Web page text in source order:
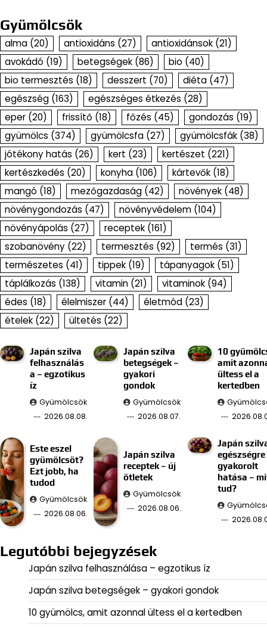
Gyümölcsök
alma (20) antioxidáns (27) antioxidánsok (21)
avokádó (19) betegségek (86) bio (40)
bio termesztés (18) desszert (70) diéta (47)
egészség (163) egészséges étkezés (28)
eper (20) frissítő (18) főzés (45) gondozás (19)
gyümölcs (374) gyümölcsfa (27) gyümölcsfák (38)
jótékony hatás (26) kert (23) kertészet (221)
kertészkedés (20) konyha (106) kártevők (18)
mangó (18) mezőgazdaság (42) növények (48)
növénygondozás (47) növényvédelem (104)
növényápolás (27) receptek (161)
szobanövény (22) termesztés (92) termés (31)
természetes (41) tippek (19) tápanyagok (51)
táplálkozás (138) vitamin (21) vitaminok (94)
édes (18) élelmiszer (44) életmód (23)
ételek (22) ültetés (22)
Japán szilva
felhasználás
a – egzotikus
íz
Gyümölcsök
2026.08.08.
Japán szilva
betegségek –
gyakori
gondok
Gyümölcsök
2026.08.07.
10
amit
ültess el a
kertedben
Este eszel
gyümölcsöt?
Ezt jobb, ha
tudod
Gyümölcsök
2026.08.06.
Japán szilva
receptek – új
ötletek
Gyümölcsök
2026.08.06.
Japán
egészségre
gyakorolt
hatása –
tud?
Legutóbbi bejegyzések
Japán szilva felhasználása – egzotikus íz
Japán szilva betegségek – gyakori gondok
10 gyümölcs, amit azonnal ültess el a kertedben